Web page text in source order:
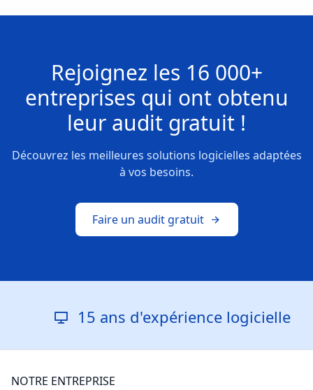
Rejoignez les 16 000+
entreprises qui ont obtenu
leur audit gratuit !
Découvrez les meilleures solutions logicielles adaptées
à vos besoins.
Faire un audit gratuit
15 ans d'expérience logicielle
NOTRE ENTREPRISE